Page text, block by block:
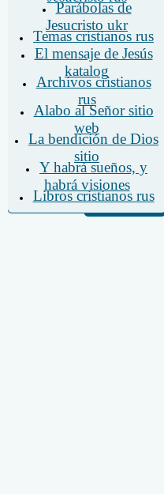
Parábolas de
Jesucristo ukr
Temas cristianos rus
El mensaje de Jesús
katalog
Archivos cristianos
rus
Alabo al Señor sitio
web
La bendición de Dios
sitio
Y habrá sueños, y
habrá visiones
Libros cristianos rus